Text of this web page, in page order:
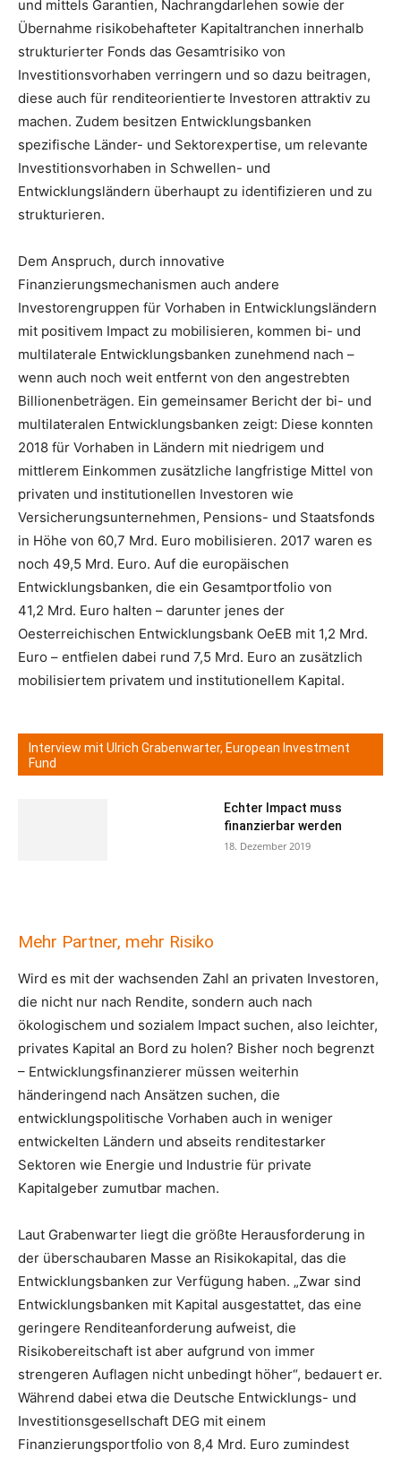
und mittels Garantien, Nachrangdarlehen sowie der
Übernahme risikobehafteter Kapitaltranchen innerhalb
strukturierter Fonds das Gesamtrisiko von
Investitionsvorhaben verringern und so dazu beitragen,
diese auch für renditeorientierte Investoren attraktiv zu
machen. Zudem besitzen Entwicklungsbanken
spezifische Länder- und Sektorexpertise, um relevante
Investitionsvorhaben in Schwellen- und
Entwicklungsländern überhaupt zu identifizieren und zu
strukturieren.
Dem Anspruch, durch innovative
Finanzierungsmechanismen auch andere
Investorengruppen für Vorhaben in Entwicklungsländern
mit positivem Impact zu mobilisieren, kommen bi- und
multilaterale Entwicklungsbanken zunehmend nach –
wenn auch noch weit entfernt von den angestrebten
Billionenbeträgen. Ein gemeinsamer Bericht der bi- und
multilateralen Entwicklungsbanken zeigt: Diese konnten
2018 für Vorhaben in Ländern mit niedrigem und
mittlerem Einkommen zusätzliche langfristige Mittel von
privaten und institutionellen Investoren wie
Versicherungsunternehmen, Pensions- und Staatsfonds
in Höhe von 60,7 Mrd. Euro mobilisieren. 2017 waren es
noch 49,5 Mrd. Euro. Auf die europäischen
Entwicklungsbanken, die ein Gesamtportfolio von
41,2 Mrd. Euro halten – darunter jenes der
Oesterreichischen Entwicklungsbank OeEB mit 1,2 Mrd.
Euro – entfielen dabei rund 7,5 Mrd. Euro an zusätzlich
mobilisiertem privatem und institutionellem Kapital.
Interview mit Ulrich Grabenwarter, European Investment
Fund
Echter Impact muss
finanzierbar werden
18. Dezember 2019
Mehr Partner, mehr Risiko
Wird es mit der wachsenden Zahl an privaten Investoren,
die nicht nur nach Rendite, sondern auch nach
ökologischem und sozialem Impact suchen, also leichter,
privates Kapital an Bord zu holen? Bisher noch begrenzt
– Entwicklungsfinanzierer müssen weiterhin
händeringend nach Ansätzen suchen, die
entwicklungspolitische Vorhaben auch in weniger
entwickelten Ländern und abseits renditestarker
Sektoren wie Energie und Industrie für private
Kapitalgeber zumutbar machen.
Laut Grabenwarter liegt die größte Herausforderung in
der überschaubaren Masse an Risikokapital, das die
Entwicklungsbanken zur Verfügung haben. „Zwar sind
Entwicklungsbanken mit Kapital ausgestattet, das eine
geringere Renditeanforderung aufweist, die
Risikobereitschaft ist aber aufgrund von immer
strengeren Auflagen nicht unbedingt höher“, bedauert er.
Während dabei etwa die Deutsche Entwicklungs- und
Investitionsgesellschaft DEG mit einem
Finanzierungsportfolio von 8,4 Mrd. Euro zumindest